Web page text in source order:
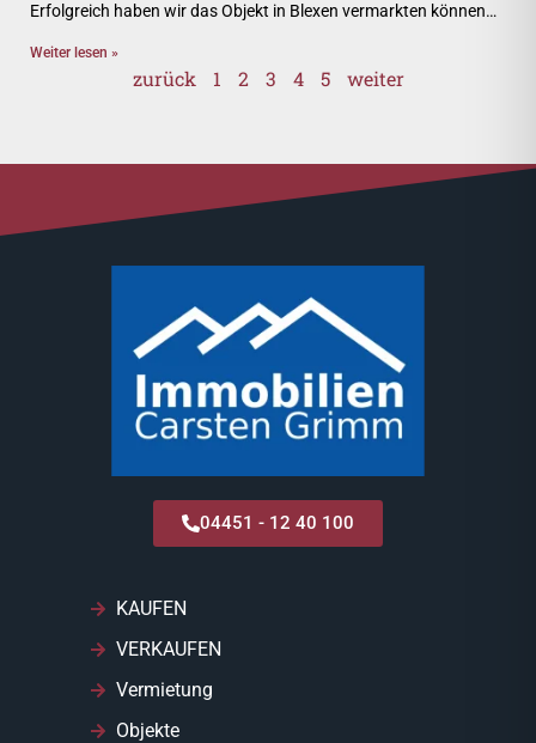
Erfolgreich haben wir das Objekt in Blexen vermarkten können…
Weiter lesen »
zurück 1 2 3 4 5 weiter
04451 - 12 40 100
KAUFEN
VERKAUFEN
Vermietung
Objekte